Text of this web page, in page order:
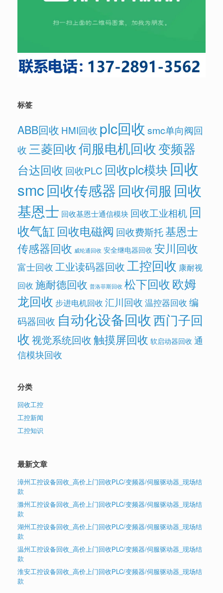
标签
ABB回收 HMI回收 plc回收 smc单向阀回
收 三菱回收伺服电机回收变频器
台达回收 回收PLC 回收plc模块 回收
smc回收传感器回收伺服 回收
基恩士 回收基恩士通信模块 回收工业相机 回
收气缸 回收电磁阀 回收费斯托基恩士
传感器回收 威纶通回收 安全继电器回收 安川回收
富士回收 工业读码器回收工控回收 康耐视
回收 施耐德回收 普洛菲斯回收 松下回收欧姆
龙回收 步进电机回收 汇川回收 温控器回收 编
码器回收 自动化设备回收西门子回
收视觉系统回收触摸屏回收 软启动器回收 通
信模块回收
分类
回收工控
工控新闻
工控知识
最新文章
漳州工控设备回收_高价上门回收PLC/变频器/伺服驱动器_现场结
款
滁州工控设备回收_高价上门回收PLC/变频器/伺服驱动器_现场结
款
湖州工控设备回收_高价上门回收PLC/变频器/伺服驱动器_现场结
款
温州工控设备回收_高价上门回收PLC/变频器/伺服驱动器_现场结
款
淮安工控设备回收_高价上门回收PLC/变频器/伺服驱动器_现场结
款